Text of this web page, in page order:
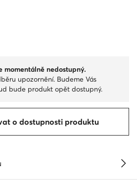
momentálně nedostupný.
upozornění. Budeme Vás
bude produkt opět dostupný.
o dostupnosti produktu